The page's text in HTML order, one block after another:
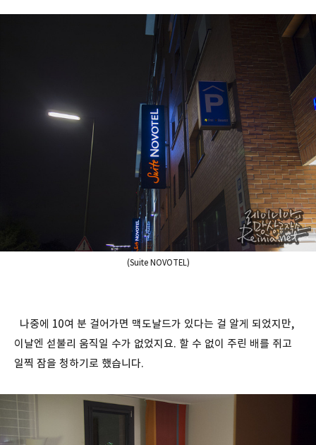
(Suite NOVOTEL)
나중에 10여 분 걸어가면 맥도날드가 있다는 걸 알게 되었지만,
이날엔 섣불리 움직일 수가 없었지요. 할 수 없이 주린 배를 쥐고
일찍 잠을 청하기로 했습니다.